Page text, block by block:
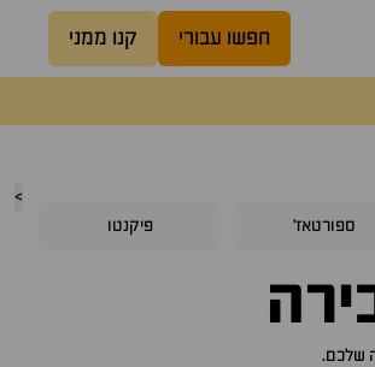
חפשו עבורי קנו ממני
>
ספורטאז' פיקנטו
שלכם.